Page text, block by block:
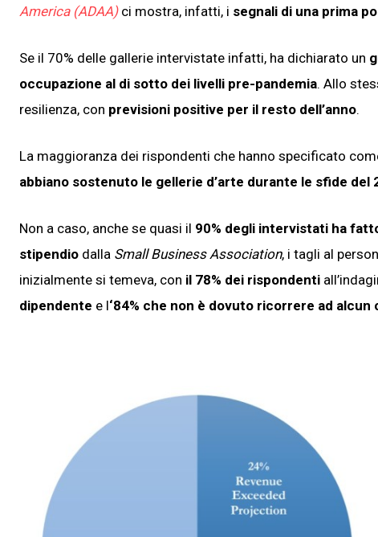
America (ADAA)ci mostra, infatti, i segnali di una prima
Se il 70% delle gallerie intervistate infatti, ha dichiarato un
occupazione al di sotto dei livelli pre-pandemia. Allo
resilienza, con previsioni positive per il resto dell’anno.
La maggioranza dei rispondenti che hanno specificato
abbiano sostenuto le gellerie d’arte durante le sfide del
Non a caso, anche se quasi il 90% degli intervistati ha
stipendio dalla Small Business Association, i tagli al
inizialmente si temeva, con il 78% dei rispondenti
dipendente e l‘84% che non è dovuto ricorrere ad alcun